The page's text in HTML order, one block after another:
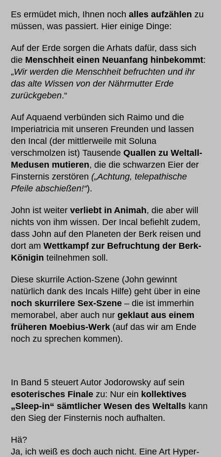
Es ermüdet mich, Ihnen nochalles aufzählenzu
müssen, was passiert. Hier einige Dinge:
Auf der Erde sorgen die Arhats dafür, dass sich
die Menschheit einen Neuanfang hinbekommt:
„Wir werden die Menschheit befruchten und ihr
das alte Wissen von der Nährmutter Erde
zurückgeben.“
Auf Aquaend verbünden sich Raimo und die
Imperiatricia mit unseren Freunden und lassen
den Incal (der mittlerweile mit Soluna
verschmolzen ist) TausendeQuallen zu Weltall-
Medusen mutieren, die die schwarzen Eier der
Finsternis zerstören(„Achtung, telepathische
Pfeile abschießen!“).
John ist weiterverliebt in Animah, die aber will
nichts von ihm wissen. Der Incal befiehlt zudem,
dass John auf den Planeten der Berk reisen und
dort amWettkampf zur Befruchtung der Berk-
Königin teilnehmen soll.
Diese skurrile Action-Szene (John gewinnt
natürlich dank des Incals Hilfe) geht über in eine
noch skurrilere Sex-Szene – die ist immerhin
memorabel, aber auch nurgeklaut aus einem
früheren Moebius-Werk (auf das wir am Ende
noch zu sprechen kommen).
In Band 5 steuert Autor Jodorowsky auf sein
esoterisches Finale zu: Nur ein kollektives
„Sleep-in“ sämtlicher Wesen des Weltalls kann
den Sieg der Finsternis noch aufhalten.
Hä?
Ja, ich weiß es doch auch nicht. Eine Art Hyper-